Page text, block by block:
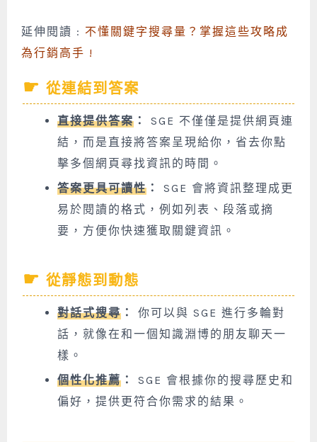
延伸閱讀 : 不懂關鍵字搜尋量？掌握這些攻略成
為行銷高手 !
從連結到答案
直接提供答案 ：
SGE 不僅僅是提供網頁連
結，而是直接將答案呈現給你，省去你點
擊多個網頁尋找資訊的時間。
答案更具可讀性 ：
SGE 會將資訊整理成更
易於閱讀的格式，例如列表、段落或摘
要，方便你快速獲取關鍵資訊。
從靜態到動態
對話式搜尋 ：
你可以與 SGE 進行多輪對
話，就像在和一個知識淵博的朋友聊天一
樣。
個性化推薦 ：
SGE 會根據你的搜尋歷史和
偏好，提供更符合你需求的結果。